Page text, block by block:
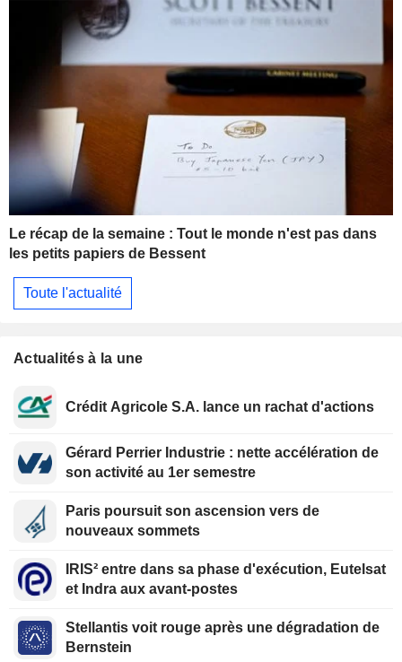
Le récap de la semaine : Tout le monde n'est pas dans
les petits papiers de Bessent
Toute l'actualité
Actualités à la une
Crédit Agricole S.A. lance un rachat d'actions
Gérard Perrier Industrie : nette accélération de
son activité au 1er semestre
Paris poursuit son ascension vers de
nouveaux sommets
IRIS² entre dans sa phase d'exécution, Eutelsat
et Indra aux avant-postes
Stellantis voit rouge après une dégradation de
Bernstein